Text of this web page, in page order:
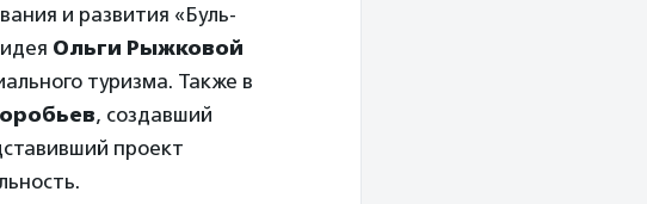
и развития «Буль-
Ольги Рыжковой
туризма. Также в
, создавший
проект